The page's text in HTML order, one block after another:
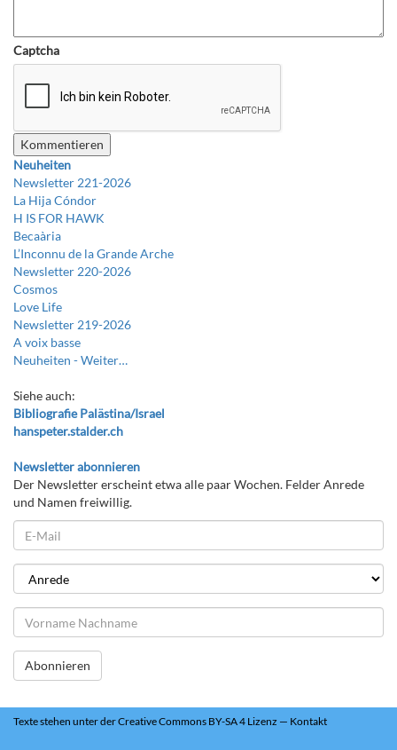
Captcha
Neuheiten
Newsletter 221-2026
La Hija Cóndor
H IS FOR HAWK
Becaària
L’Inconnu de la Grande Arche
Newsletter 220-2026
Cosmos
Love Life
Newsletter 219-2026
A voix basse
Neuheiten -Weiter…
Siehe auch:
Bibliografie Palästina/Israel
hanspeter.stalder.ch
Newsletter abonnieren
Der Newsletter erscheint etwa alle paar Wochen. Felder Anrede
und Namen freiwillig.
Abonnieren
Textestehen unter derCreative Commons BY-SA 4 Lizenz — Kontakt